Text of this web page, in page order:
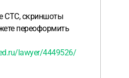
СТС, скриншоты
переоформить
lawyer/4449526/